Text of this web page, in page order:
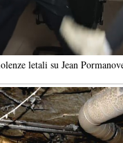
letali su Jean